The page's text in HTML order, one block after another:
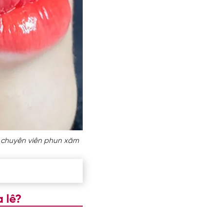
viên phun xăm
lê?